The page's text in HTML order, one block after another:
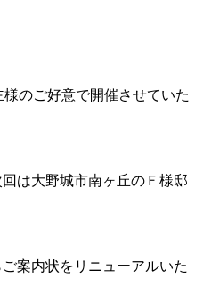
のご好意で開催させていた
は大野城市南ヶ丘のＦ様邸
案内状をリニューアルいた